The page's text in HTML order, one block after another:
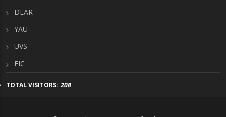
DLAR
YAU
UVS
FIC
TOTAL VISITORS: 208